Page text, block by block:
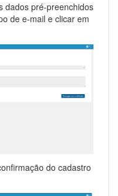
dados pré-preenchidos
de e-mail e clicar em
do cadastro